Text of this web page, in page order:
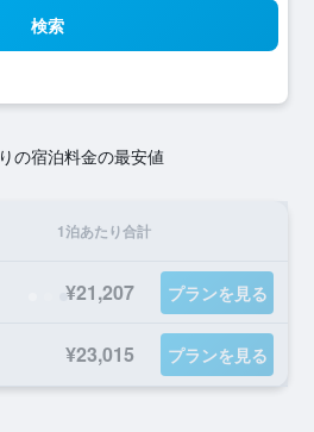
検索
の宿泊料金の最安値
1泊あたり合計
¥21,207 プランを見る
¥23,015 プランを見る